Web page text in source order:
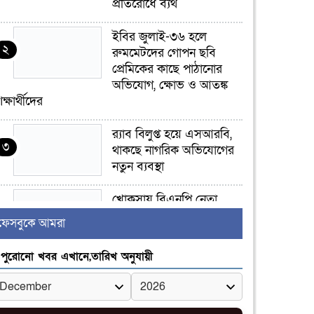
প্রতিরোধে ব্যর্থ
২
ইবির জুলাই-৩৬ হলে
রুমমেটদের গোপন ছবি
প্রেমিকের কাছে পাঠানোর
অভিযোগ, ক্ষোভ ও আতঙ্ক
৩
র‍্যাব বিলুপ্ত হয়ে এসআরবি,
থাকছে নাগরিক অভিযোগের
নতুন ব্যবস্থা
৪
খোকসায় বিএনপি নেতা
৫
সাঈদীর ছবিতে জুতা
নিক্ষেপকারীরা ‘জারজ
সন্তান’: আমির হামজা
আমরা
পুরোনো খবর এখানে,তারিখ অনুযায়ী